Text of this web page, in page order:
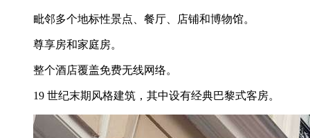
毗邻多个地标性景点、餐厅、店铺和博物馆。
尊享房和家庭房。
整个酒店覆盖免费无线网络。
19 世纪末期风格建筑，其中设有经典巴黎式客房。